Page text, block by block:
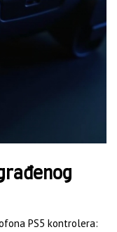
PS5 kontrolera: